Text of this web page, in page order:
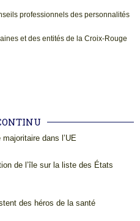
professionnels des personnalités
et des entités de la Croix-Rouge
dans l’UE
de l’île sur la liste des États
des héros de la santé